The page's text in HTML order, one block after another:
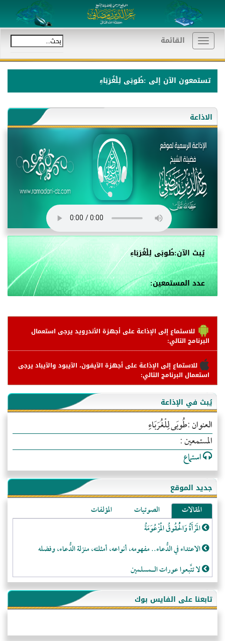
Toggle
navigation
القائمة
تستمعون الآن إلى :طُوبَى لِلْغُرَبَاءِ
الاذاعة
يُبث الآن:طُوبَى لِلْغُرَبَاءِ
عدد المستمعين:
للاستماع إلى الإذاعة على أجهزة الأندرويد يرجى استعمال
البرنامج التالي:
للاستماع إلى الإذاعة على أجهزة الآيفون، الآيبود والآيباد يرجى
استعمال البرنامج التالي:
يُبث في الإذاعة
العنوان :طُوبَى لِلْغُرَبَاءِ
المستمعين :
استماع
جديد الموقع
المقالات الصوتيات
المؤلفات
المَرْأَةُ وَالْحُقُوقُ الْمَزْعُوَمَةُ
الاعتداء في الدُّعاء.. مفهومه، أنواعه، أمثلته، منزلة الدُّعاء، وفضله
لا تتَّبعوا عورات الـمسلمين
فقه النَّصيحة عند الصَّحابة الكرام رضي الله عنهم
لَا عِزَّةَ إِلَّا بِالإِسْلَامِ
هذه سبيلنا فماذا تنقمون؟!
تابعنا على الفايس بوك